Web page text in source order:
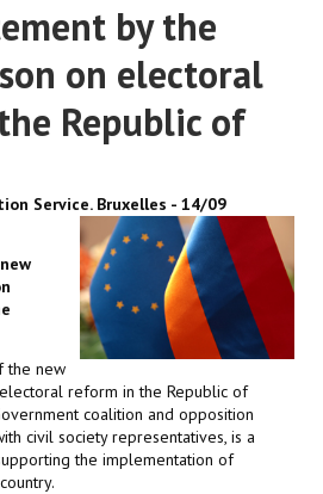
by the
on electoral
Republic of
Service. Bruxelles - 14/09
the new
reform in the Republic of
coalition and opposition
civil society representatives, is a
the implementation of